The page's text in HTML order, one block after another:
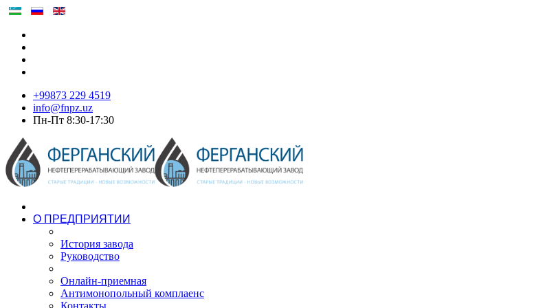
+99873 229 4519
info@fnpz.uz
Пн-Пт 8:30-17:30
О ПРЕДПРИЯТИИ
История завода
Руководство
Онлайн-приемная
Антимонопольный комплаенс
Контакты